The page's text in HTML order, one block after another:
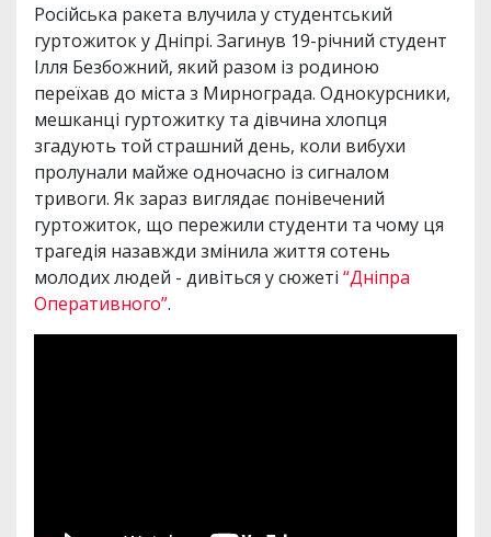
Російська ракета влучила у студентський
гуртожиток у Дніпрі. Загинув 19-річний студент
Ілля Безбожний, який разом із родиною
переїхав до міста з Мирнограда. Однокурсники,
мешканці гуртожитку та дівчина хлопця
згадують той страшний день, коли вибухи
пролунали майже одночасно із сигналом
тривоги. Як зараз виглядає понівечений
гуртожиток, що пережили студенти та чому ця
трагедія назавжди змінила життя сотень
молодих людей - дивіться у сюжеті “Дніпра
Оперативного”.